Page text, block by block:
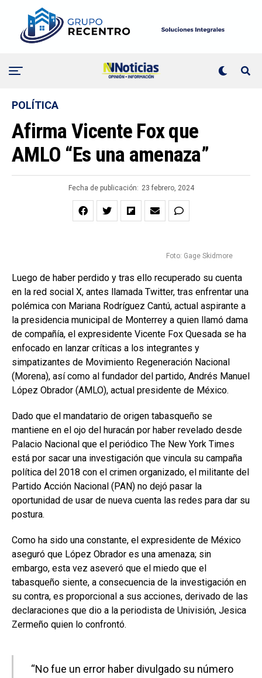
POLÍTICA
Afirma Vicente Fox que
AMLO “Es una amenaza”
Fecha de publicación: 23 febrero, 2024
Foto: Gage Skidmore
Luego de haber perdido y tras ello recuperado su cuenta
en la red social X, antes llamada Twitter, tras enfrentar una
polémica con Mariana Rodríguez Cantú, actual aspirante a
la presidencia municipal de Monterrey a quien llamó dama
de compañía, el expresidente Vicente Fox Quesada se ha
enfocado en lanzar críticas a los integrantes y
simpatizantes de Movimiento Regeneración Nacional
(Morena), así como al fundador del partido, Andrés Manuel
López Obrador (AMLO), actual presidente de México.
Dado que el mandatario de origen tabasqueño se
mantiene en el ojo del huracán por haber revelado desde
Palacio Nacional que el periódico The New York Times
está por sacar una investigación que vincula su campaña
política del 2018 con el crimen organizado, el militante del
Partido Acción Nacional (PAN) no dejó pasar la
oportunidad de usar de nueva cuenta las redes para dar su
postura.
Como ha sido una constante, el expresidente de México
aseguró que López Obrador es una amenaza; sin
embargo, esta vez aseveró que el miedo que el
tabasqueño siente, a consecuencia de la investigación en
su contra, es proporcional a sus acciones, derivado de las
declaraciones que dio a la periodista de Univisión, Jesica
Zermeño quien lo confrontó.
“No fue un error haber divulgado su número